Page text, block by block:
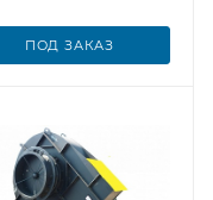
ПОД ЗАКАЗ